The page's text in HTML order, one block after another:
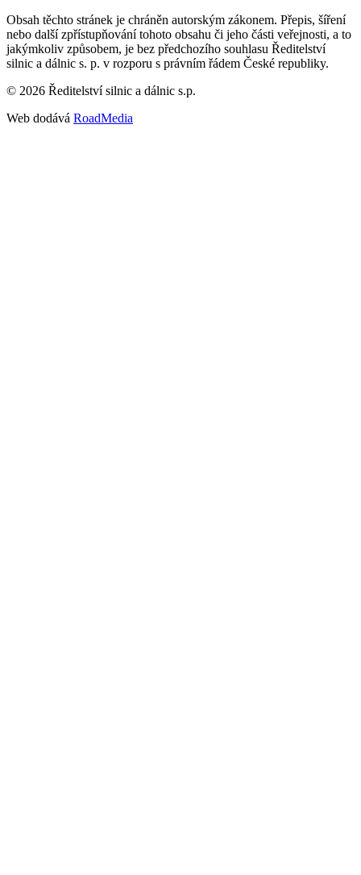
Obsah těchto stránek je chráněn autorským zákonem. Přepis, šíření
nebo další zpřístupňování tohoto obsahu či jeho části veřejnosti, a to
jakýmkoliv způsobem, je bez předchozího souhlasu Ředitelství
silnic a dálnic s. p. v rozporu s právním řádem České republiky.
© 2026 Ředitelství silnic a dálnic s.p.
Web dodává RoadMedia